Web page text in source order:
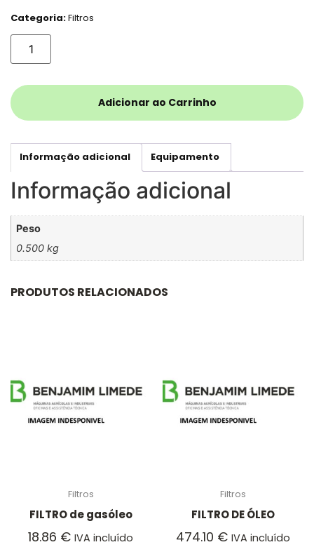
Categoria:Filtros
Adicionar ao Carrinho
Informação adicional Equipamento
Informação adicional
Peso
0.500 kg
PRODUTOS RELACIONADOS
Filtros
FILTRO de gasóleo
18.86 € IVA incluído
Filtros
FILTRO DE ÓLEO
474.10 € IVA incluído